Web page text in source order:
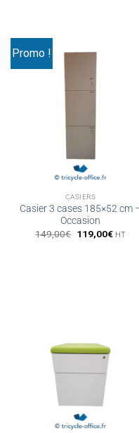
Promo !
CASIERS
Casier 3 cases 185×52 cm
Occasion
149,00€ Le
119,00€LeHT